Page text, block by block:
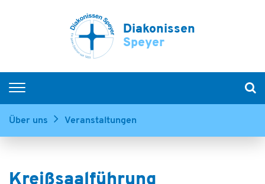
Diakonissen
Speyer
Krankenhäuser
Kinder & Jugendliche
Über uns Veranstaltungen